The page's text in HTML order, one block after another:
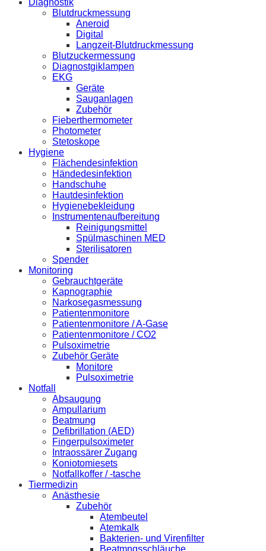
Diagnostik
Blutdruckmessung
Aneroid
Digital
Langzeit-Blutdruckmessung
Blutzuckermessung
Diagnostgiklampen
EKG
Geräte
Sauganlagen
Zubehör
Fieberthermometer
Photometer
Stetoskope
Hygiene
Flächendesinfektion
Händedesinfektion
Handschuhe
Hautdesinfektion
Hygienebekleidung
Instrumentenaufbereitung
Reinigungsmittel
Spülmaschinen MED
Sterilisatoren
Spender
Monitoring
Gebrauchtgeräte
Kapnographie
Narkosegasmessung
Patientenmonitore
Patientenmonitore / A-Gase
Patientenmonitore / CO2
Pulsoximetrie
Zubehör Geräte
Monitore
Pulsoximetrie
Notfall
Absaugung
Ampullarium
Beatmung
Defibrillation (AED)
Fingerpulsoximeter
Intraossärer Zugang
Koniotomiesets
Notfallkoffer / -tasche
Tiermedizin
Anästhesie
Zubehör
Atembeutel
Atemkalk
Bakterien- und Virenfilter
Beatmngsschläuche